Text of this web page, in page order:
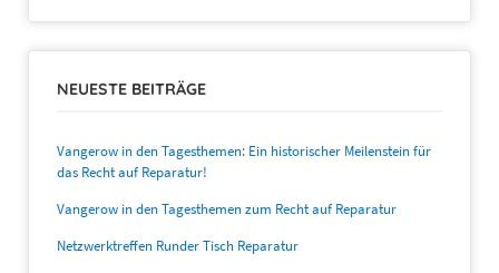
NEUESTE BEITRÄGE
Vangerow in den Tagesthemen: Ein historischer Meilenstein für
das Recht auf Reparatur!
Vangerow in den Tagesthemen zum Recht auf Reparatur
Netzwerktreffen Runder Tisch Reparatur